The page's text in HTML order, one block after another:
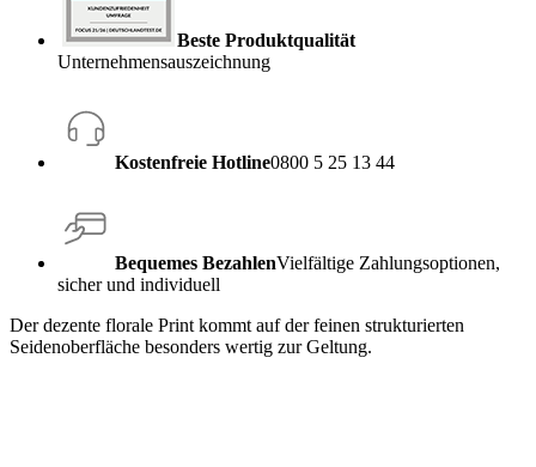
Beste Produktqualität
Unternehmensauszeichnung
Kostenfreie Hotline0800 5 25 13 44
Bequemes BezahlenVielfältige Zahlungsoptionen,
sicher und individuell
Der dezente florale Print kommt auf der feinen strukturierten
Seidenoberfläche besonders wertig zur Geltung.